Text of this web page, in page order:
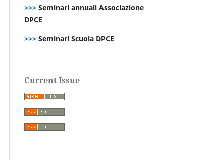
>>> Seminari annuali Associazione
DPCE
>>> Seminari Scuola DPCE
Current Issue